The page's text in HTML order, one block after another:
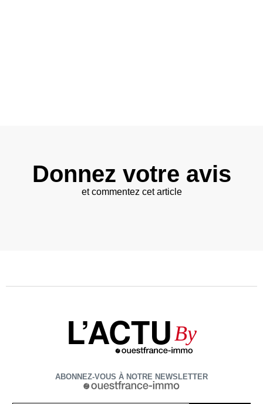
Donnez votre avis
et commentez cet article
L’ACTUBy
ABONNEZ-VOUS À NOTRE NEWSLETTER